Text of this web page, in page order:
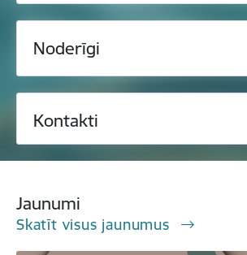
Noderīgi
Kontakti
Jaunumi
Skatīt visus jaunumus